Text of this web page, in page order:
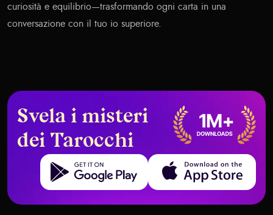
curiosità e equilibrio—trasformando ogni carta in una
conversazione con il tuo io superiore.
Svela i misteri
dei Tarocchi
Get it on Google Play Download on the App Store